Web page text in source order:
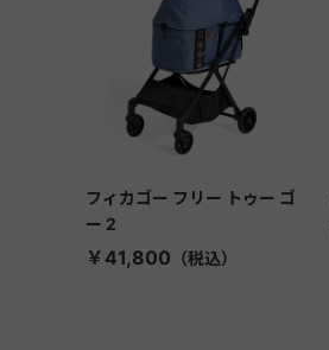
フィカゴー フリー トゥー ゴ
ー 2
￥41,800